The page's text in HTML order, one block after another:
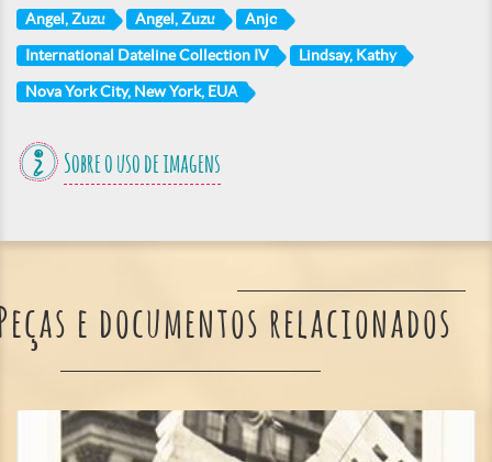
Angel, Zuzu Angel, Zuzu Anjo
International Dateline Collection IV Lindsay, Kathy
Nova York City, New York, EUA
Sobre o uso de imagens
e documentos relacionados